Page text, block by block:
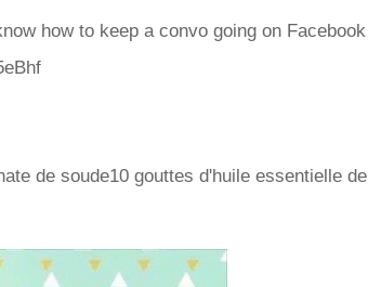
how to keep a convo going on Facebook
de soude10 gouttes d'huile essentielle de